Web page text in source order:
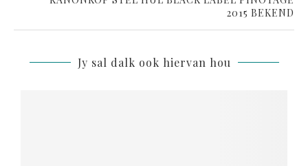
2015 BEKEND
Jy sal dalk ook hiervan hou